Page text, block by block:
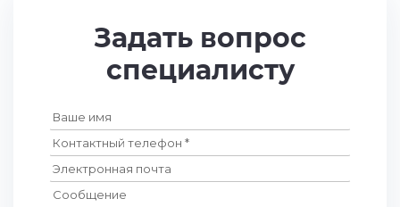
Задать вопрос
специалисту